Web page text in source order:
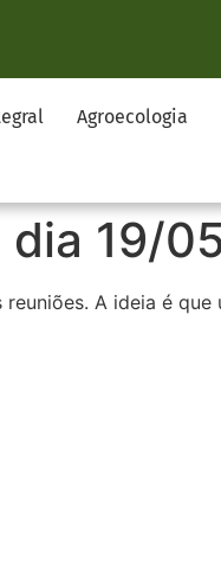
Agroecologia
dia 19/
A ideia é